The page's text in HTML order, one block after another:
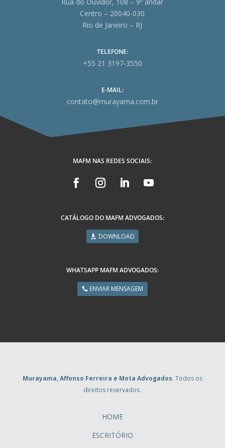
Centro – 20040-030
Rio de Janeiro – RJ
TELEFONE:
+55 21 3197-3550
E-MAIL:
contato@murayama.com.br
MAFM NAS REDES SOCIAIS:
CATÁLOGO DO MAFM ADVOGADOS:
DOWNLOAD
WHATSAPP MAFM ADVOGADOS:
ENVIAR MENSAGEM
Murayama, Affonso Ferreira e Mota Advogados. Todos os
direitos reservados.
HOME
ESCRITÓRIO